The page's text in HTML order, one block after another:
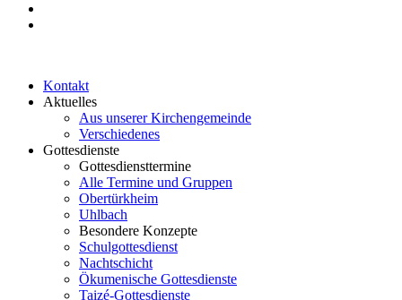
Kontakt
Aktuelles
Aus unserer Kirchengemeinde
Verschiedenes
Gottesdienste
Gottesdiensttermine
Alle Termine und Gruppen
Obertürkheim
Uhlbach
Besondere Konzepte
Schulgottesdienst
Nachtschicht
Ökumenische Gottesdienste
Taizé-Gottesdienste